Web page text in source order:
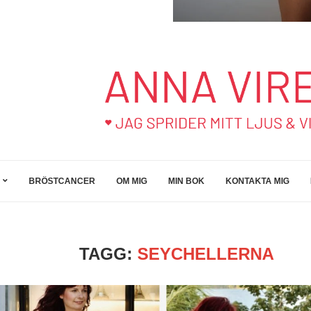
BRÖSTCANCER OM MIG MIN BOK KONTAKTA MIG
TAGG: SEYCHELLERNA